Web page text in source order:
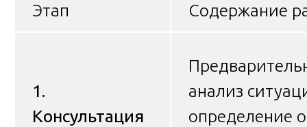
Этап Содержание
1.
Консультация
анализ
определение